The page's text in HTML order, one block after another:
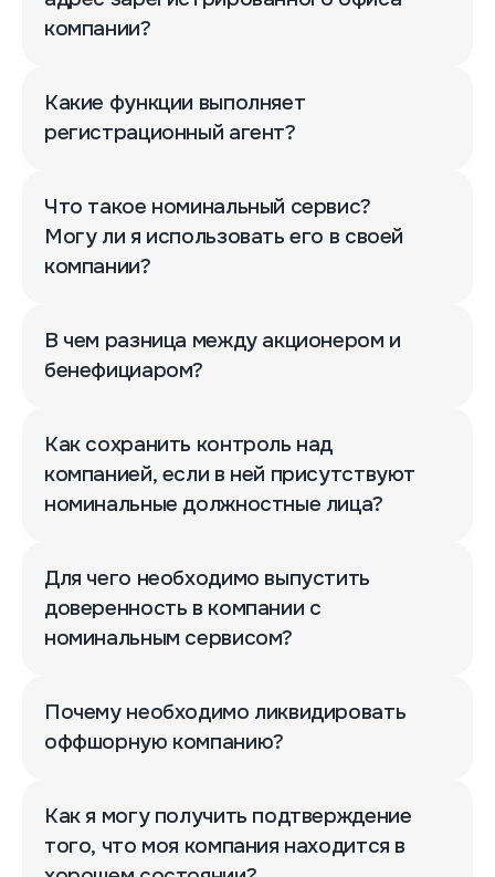
компании?
Какие функции выполняет
регистрационный агент?
Что такое номинальный сервис?
Могу ли я использовать его в своей
компании?
В чем разница между акционером и
бенефициаром?
Как сохранить контроль над
компанией, если в ней присутствуют
номинальные должностные лица?
Для чего необходимо выпустить
доверенность в компании с
номинальным сервисом?
Почему необходимо ликвидировать
оффшорную компанию?
Как я могу получить подтверждение
того, что моя компания находится в